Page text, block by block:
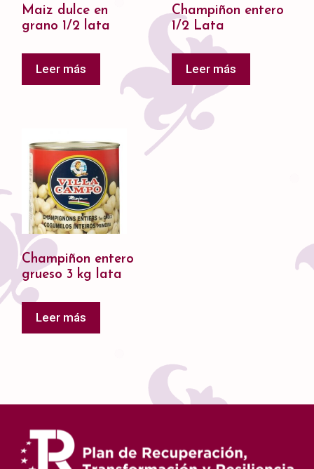
Maiz dulce en
grano 1/2 lata
Leer más
Champiñon entero
1/2 Lata
Leer más
Champiñon entero
grueso 3 kg lata
Leer más